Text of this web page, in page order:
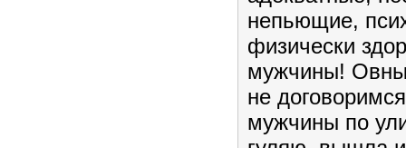
непьющие,
физически
мужчины! Овны
не
мужчины по